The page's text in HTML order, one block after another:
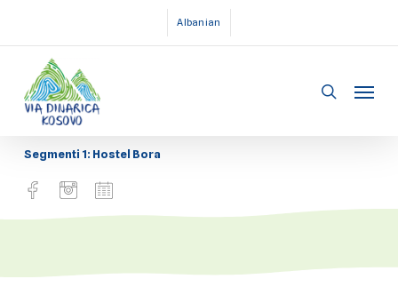
content
Albanian
search
Segmenti 1: Hostel Bora